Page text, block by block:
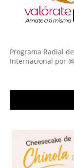
Programa Radial
Internacional por